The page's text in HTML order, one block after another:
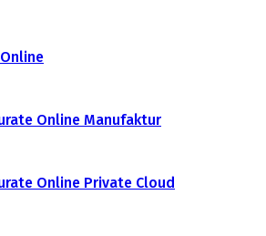
Online Manufaktur
Online Private Cloud